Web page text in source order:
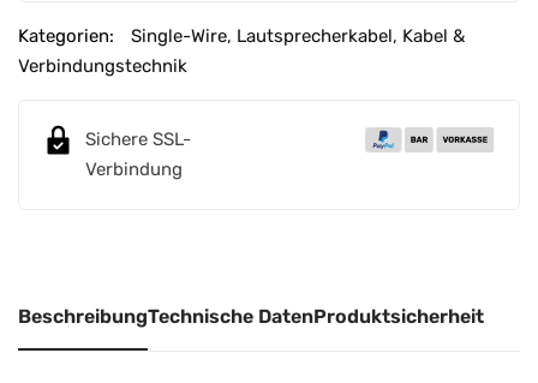
e
r
Kategorien: Single-Wire, Lautsprecherkabel, Kabel &
Verbindungstechnik
Sichere SSL-
Verbindung
BeschreibungTechnische DatenProduktsicherheit